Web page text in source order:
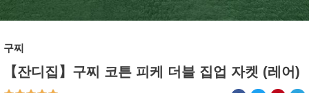
구찌
【잔디집】구찌 코튼 피케 더블 집업 자켓 (레어)